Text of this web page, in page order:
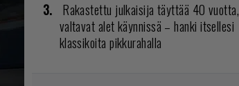
Rakastettu julkaisija täyttää 40 vuotta,
valtavat alet käynnissä – hanki itsellesi
klassikoita pikkurahalla